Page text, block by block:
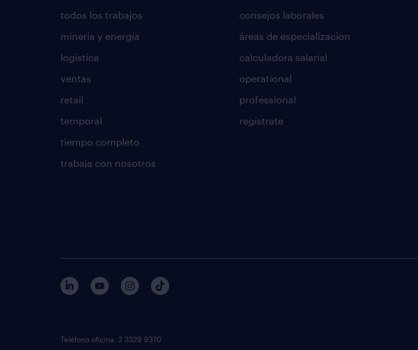
todos los trabajos
minería y energía
logística
ventas
retail
temporal
tiempo completo
trabaja con nosotros
consejos laborales
áreas de especializacion
calculadora salarial
operational
professional
regístrate
Teléfono oficina: 2 3329 9370